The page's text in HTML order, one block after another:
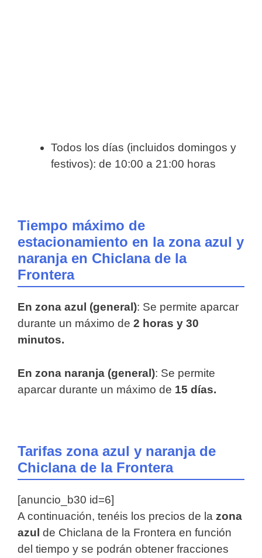
Todos los días (incluidos domingos y
festivos): de 10:00 a 21:00 horas
Tiempo máximo de
estacionamiento en la zona azul y
naranja en Chiclana de la
Frontera
En zona azul (general): Se permite aparcar
durante un máximo de 2 horas y 30
minutos.
En zona naranja (general): Se permite
aparcar durante un máximo de 15 días.
Tarifas zona azul y naranja de
Chiclana de la Frontera
[anuncio_b30 id=6]
A continuación, tenéis los precios de la zona
azul de Chiclana de la Frontera en función
del tiempo y se podrán obtener fracciones